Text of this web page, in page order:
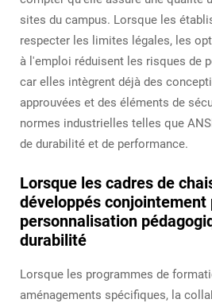
sites du campus. Lorsque les
respecter les limites légales, les
à l'emploi réduisent les risques de
car elles intègrent déjà des
approuvées et des éléments de
normes industrielles telles que
de durabilité et de performance.
Lorsque les cadres de
développés
personnalisation
durabilité
Lorsque les programmes de
aménagements spécifiques, la